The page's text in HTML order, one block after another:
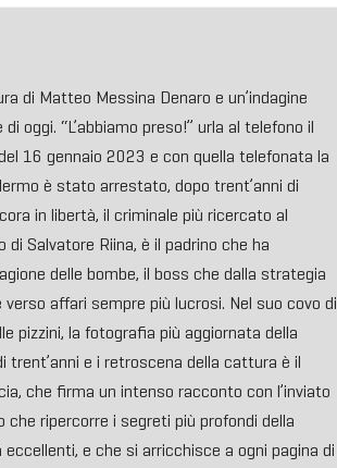
di Matteo Messina Denaro e un’indagine
oggi. “L’abbiamo preso!” urla al telefono il
16 gennaio 2023 e con quella telefonata la
è stato arrestato, dopo trent’anni di
in libertà, il criminale più ricercato al
Salvatore Riina, è il padrino che ha
delle bombe, il boss che dalla strategia
affari sempre più lucrosi. Nel suo covo di
pizzini, la fotografia più aggiornata della
trent’anni e i retroscena della cattura è il
che firma un intenso racconto con l’inviato
che ripercorre i segreti più profondi della
e che si arricchisce a ogni pagina di